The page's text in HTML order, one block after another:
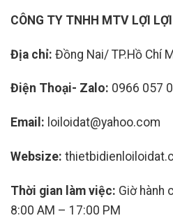
CÔNG TY TNHH MTV LỢI
Địa chỉ: Đồng Nai/ TP.Hồ Chí
Điện Thoại- Zalo: 0966 057
Email: loiloidat@yahoo.com
Websize:
Thời gian làm việc: Giờ hành
8:00 AM – 17:00 PM